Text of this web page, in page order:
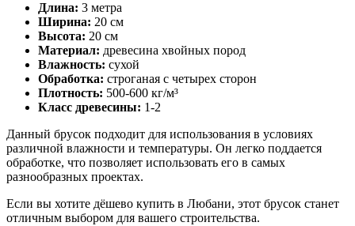
Длина: 3 метра
Ширина: 20 см
Высота: 20 см
Материал: древесина хвойных пород
Влажность: сухой
Обработка: строганая с четырех сторон
Плотность: 500-600 кг/м³
Класс древесины: 1-2
Данный брусок подходит для использования в условиях
различной влажности и температуры. Он легко поддается
обработке, что позволяет использовать его в самых
разнообразных проектах.
Если вы хотите дёшево купить в Любани, этот брусок станет
отличным выбором для вашего строительства.